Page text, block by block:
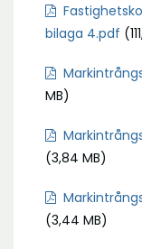
bilaga 4.pdf
MB)
(3,84 MB)
(3,44 MB)